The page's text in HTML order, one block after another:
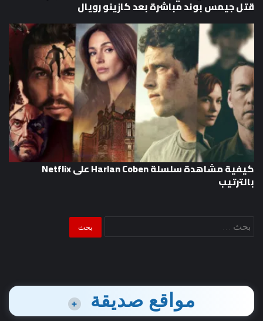
قتل جيمس بوند مباشرة بعد كازينو رويال
كيفية مشاهدة سلسلة Harlan Coben على Netflix
بالترتيب
عن:
مواقع صديقة +